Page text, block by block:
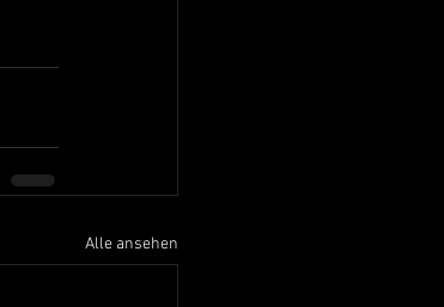
Alle ansehen